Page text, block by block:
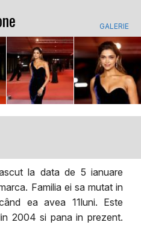
GALERIE
la data de 5 ianuare
Familia ei sa mutat in
ea avea 11luni. Este
2004 si pana in prezent.